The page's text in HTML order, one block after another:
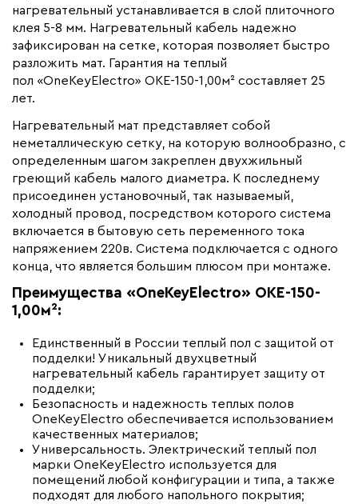
Ширина (мм)
Толщина (мм)
Длина установочного провода, м
Срок службы(год) 50
Вес (кг)
Тип кабеля резистивный
Коллекция Нагревательный мат OKE
Артикул 2284472
нагревательный устанавливается в слой плиточного
клея 5-8 мм. Нагревательный кабель надежно
зафиксирован на сетке, которая позволяет быстро
разложить мат. Гарантия на теплый
пол «OneKeyElectro» OKE-150-1,00м² составляет 25
лет.
Нагревательный мат представляет собой
неметаллическую сетку, на которую волнообразно, с
определенным шагом закреплен двухжильный
греющий кабель малого диаметра. К последнему
присоединен установочный, так называемый,
холодный провод, посредством которого система
включается в бытовую сеть переменного тока
напряжением 220в. Система подключается с одного
конца, что является большим плюсом при монтаже.
Преимущества «OneKeyElectro» OKE-150-
1,00м²:
Единственный в России теплый пол с защитой от
подделки! Уникальный двухцветный
нагревательный кабель гарантирует защиту от
подделки;
Безопасность и надежность теплых полов
OneKeyElectro обеспечивается использованием
качественных материалов;
Универсальность. Электрический теплый пол
марки OneKeyElectro используется для
помещений любой конфигурации и типа, а также
подходят для любого напольного покрытия;